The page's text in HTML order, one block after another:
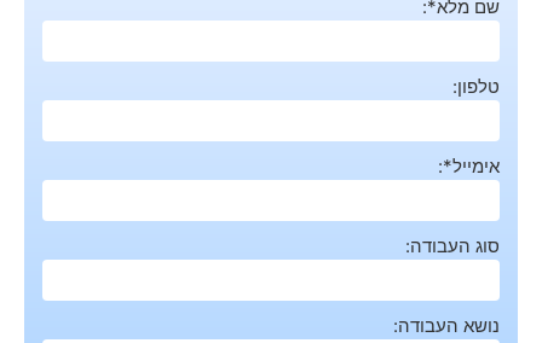
שם מלא*:
טלפון:
אימייל*:
סוג העבודה:
נושא העבודה: